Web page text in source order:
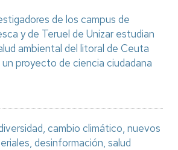
de los campus de
y de Teruel de Unizar estudian
ambiental del litoral de Ceuta
proyecto de ciencia ciudadana
cambio climático, nuevos
desinformación, salud